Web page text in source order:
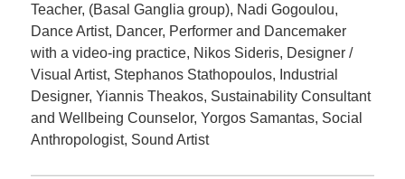
Teacher, (Basal Ganglia group), Nadi Gogoulou,
Dance Artist, Dancer, Performer and Dancemaker
with a video-ing practice, Nikos Sideris, Designer /
Visual Artist, Stephanos Stathopoulos, Industrial
Designer, Yiannis Theakos, Sustainability Consultant
and Wellbeing Counselor, Yorgos Samantas, Social
Anthropologist, Sound Artist